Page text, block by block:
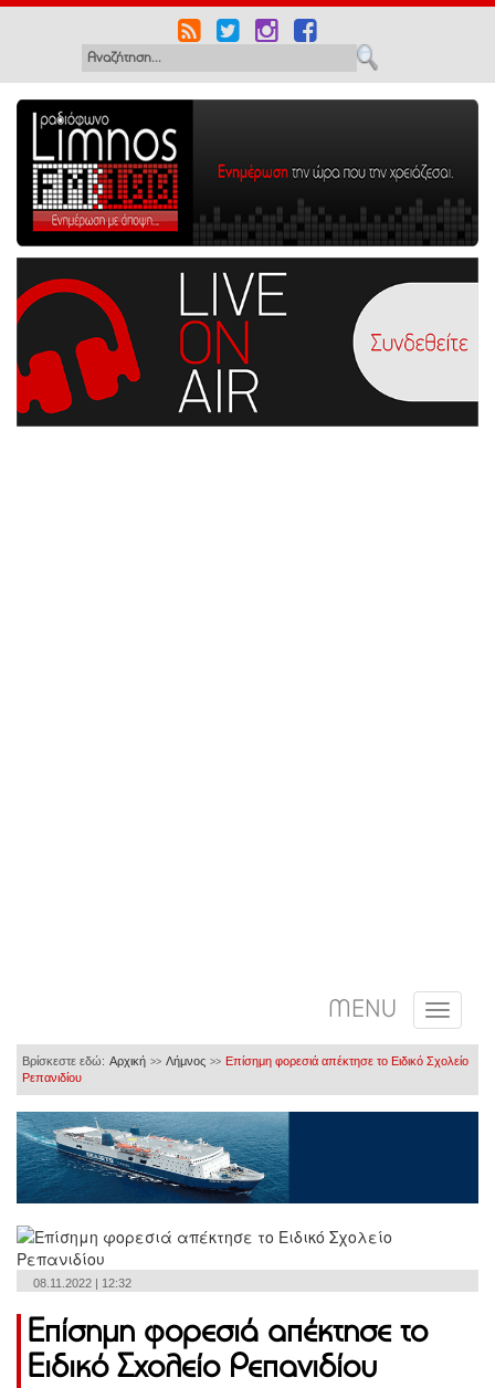
MENU
Βρίσκεστε εδώ: Αρχική >> Λήμνος >> Επίσημη φορεσιά απέκτησε το Ειδικό Σχολείο
Ρεπανιδίου
08.11.2022 | 12:32
Επίσημη φορεσιά απέκτησε το
Ειδικό Σχολείο Ρεπανιδίου